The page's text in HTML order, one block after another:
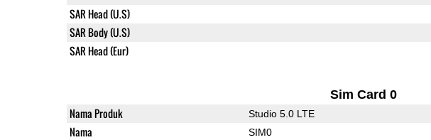
SAR Head (U.S)
SAR Body (U.S)
SAR Head (Eur)
Sim Card 0
Nama Produk Studio 5.0 LTE
Nama SIM0